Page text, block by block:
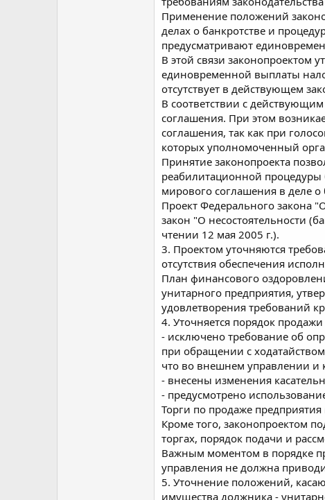
Применение положений
делах о банкротстве и
предусматривают
В этой связи законопроектом
единовременной выплаты
отсутствует в действующем
В соответствии с
соглашения. При этом
соглашения, так как при
которых уполномоченный
Принятие законопроекта
реабилитационной процедуры
мирового соглашения в деле о
Проект Федерального закона
закон "О несостоятельности
чтении 12 мая 2005 г.).
3. Проектом уточняются
отсутствия обеспечения
План финансового
унитарного предприятия,
удовлетворения требований
4. Уточняется порядок
- исключено требование об
при обращении с
что во внешнем управлении и
- внесены изменения
- предусмотрено
Торги по продаже
Кроме того, законопроектом
торгах, порядок подачи и
Важным моментом в порядке
управления не должна
5. Уточнение положений,
имущества должника -